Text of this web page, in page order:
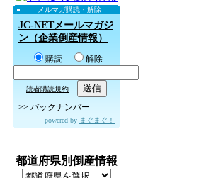
メルマガ購読・解除
JC-NETメールマガジ
ン（企業倒産情報）
購読 解除
読者購読規約
>> バックナンバー
powered by まぐまぐ！
都道府県別倒産情報